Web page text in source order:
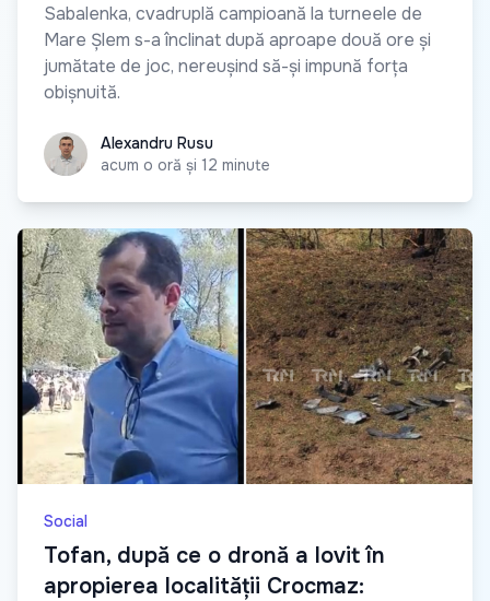
Sabalenka, cvadruplă campioană la turneele de
Mare Șlem s-a înclinat după aproape două ore și
jumătate de joc, nereușind să-și impună forța
obișnuită.
Alexandru Rusu
Alexandru Rusu
acum o oră și 12 minute
Social
Tofan, după ce o dronă a lovit în
apropierea localității Crocmaz: